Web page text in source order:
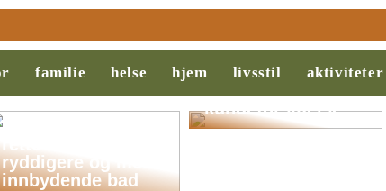
familie helse hjem livsstil aktiviteter
Slik legger du til
rette for et
ryddigere og mer
innbydende bad
Behovsanalyse:
Nøkkelen til
kundeforståelse